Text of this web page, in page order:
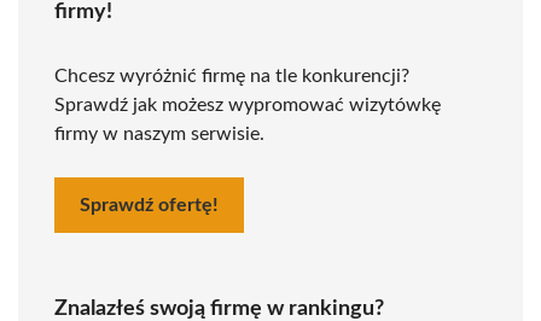
firmy!
Chcesz wyróżnić firmę na tle konkurencji?
Sprawdź jak możesz wypromować wizytówkę
firmy w naszym serwisie.
Sprawdź ofertę!
Znalazłeś swoją firmę w rankingu?